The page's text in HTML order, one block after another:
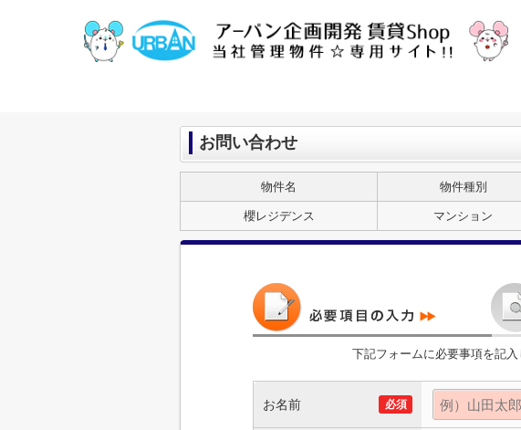
お問い合わせ
物件名 物件種別
櫻レジデンス マンション
下記フォームに必要事項を記
お名前 必須